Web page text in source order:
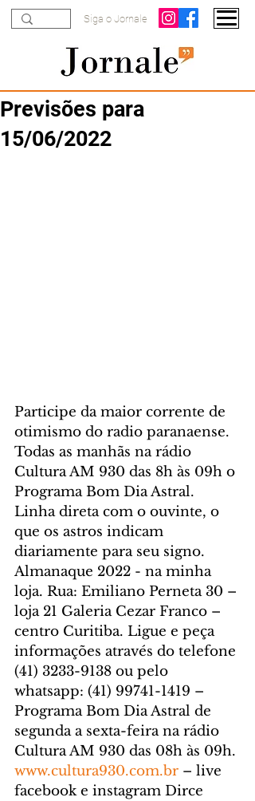
Siga o Jornale
Previsões para
15/06/2022
Participe da maior corrente de
otimismo do radio paranaense.
Todas as manhãs na rádio
Cultura AM 930 das 8h às 09h o
Programa Bom Dia Astral.
Linha direta com o ouvinte, o
que os astros indicam
diariamente para seu signo.
Almanaque 2022 - na minha
loja. Rua: Emiliano Perneta 30 –
loja 21 Galeria Cezar Franco –
centro Curitiba. Ligue e peça
informações através do telefone
(41) 3233-9138 ou pelo
whatsapp: (41) 99741-1419 –
Programa Bom Dia Astral de
segunda a sexta-feira na rádio
Cultura AM 930 das 08h às 09h.
www.cultura930.com.br – live
facebook e instagram Dirce